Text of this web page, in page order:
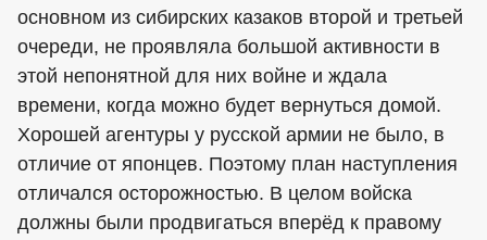
основном из сибирских казаков второй и третьей
очереди, не проявляла большой активности в
этой непонятной для них войне и ждала
времени, когда можно будет вернуться домой.
Хорошей агентуры у русской армии не было, в
отличие от японцев. Поэтому план наступления
отличался осторожностью. В целом войска
должны были продвигаться вперёд к правому